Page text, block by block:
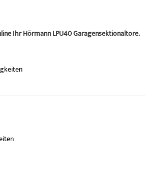
Ihr Hörmann LPU40 Garagensektionaltore.